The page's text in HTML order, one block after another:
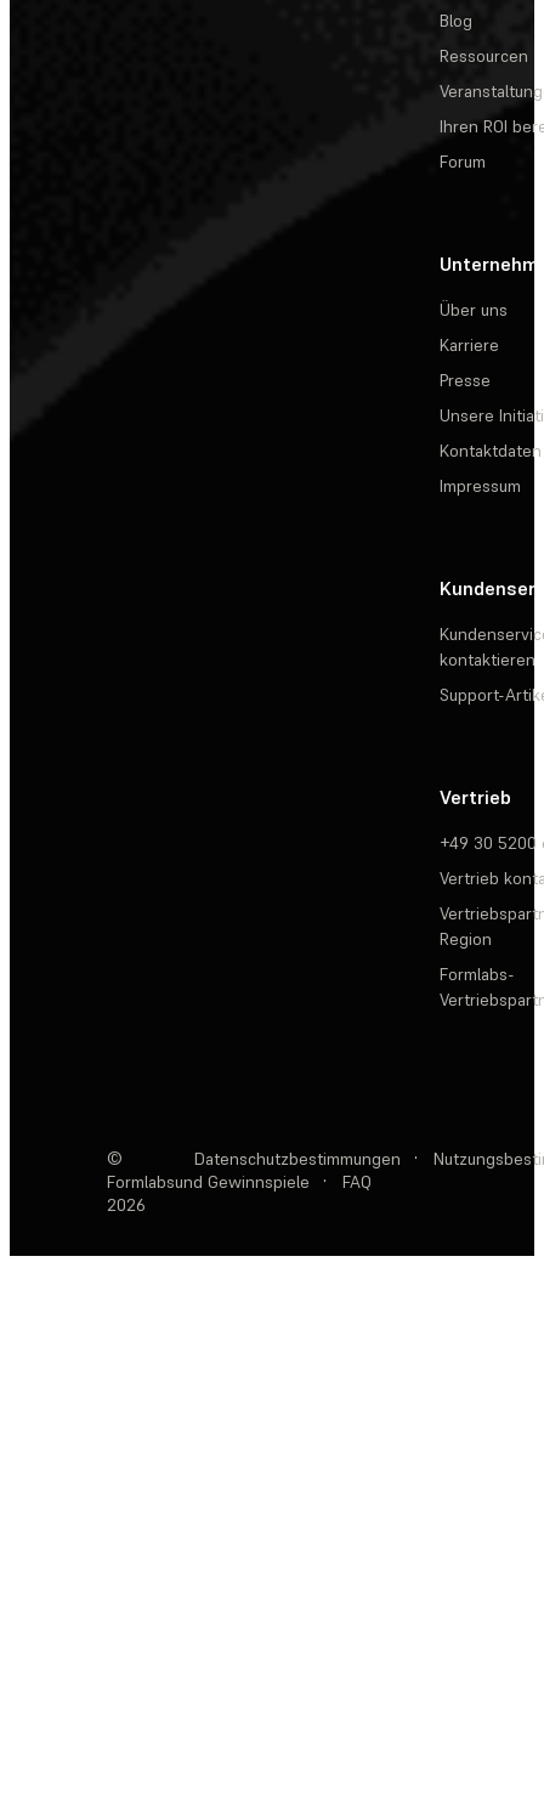
Blog
Ressourcen
Ihren ROI
Forum
Über uns
Karriere
Presse
Unsere
Kontaktdaten
Impressum
kontaktieren
Support-
Vertrieb
+49 30 5200
Vertrieb
Region
Formlabs-
©
Formlabs
2026
Datenschutzbestimmungen ·
und Gewinnspiele
· FAQ